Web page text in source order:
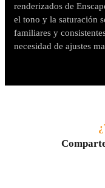
renderizados de
el tono y la saturación
familiares y
necesidad de ajustes